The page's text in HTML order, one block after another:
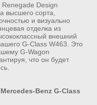
Renegade Design
высшего сорта,
и визуально
отделка из
внешний
G-Class W463. Это
G-Wagon
что он будет
Benz G-Class